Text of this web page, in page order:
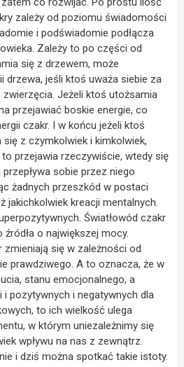
zależy od poziomu świadomości
i podświadomie podłącza
Zależy to po części od
się z drzewem, może
drzewa, jeśli ktoś uważa siebie za
zwierzęcia. Jeżeli ktoś utożsamia
przejawiać boskie energie, co
czakr. I w końcu jeżeli ktoś
z czymkolwiek i kimkolwiek,
przejawia rzeczywiście, wtedy się
sobie przez niego
żadnych przeszkód w postaci
jakichkolwiek kreacji mentalnych.
Światłowód czakr
o największej mocy.
zmieniają się w zależności od
prawdziwego. A to oznacza, że w
stanu emocjonalnego, a
pozytywnych i negatywnych dla
to ich wielkość ulega
w którym uniezależnimy się
wpływu na nas z zewnątrz.
i dziś można spotkać takie istoty.